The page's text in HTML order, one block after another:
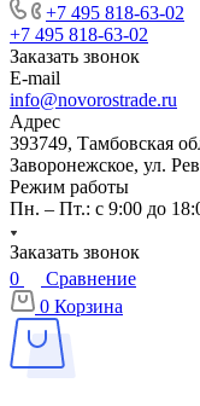
+7 495 818-63-02
+7 495 818-63-02
Заказать звонок
E-mail
info@novorostrade.ru
Адрес
393749, Тамбовская
Заворонежское, ул.
Режим работы
Пн. – Пт.: с 9:00 до
Заказать звонок
0
Сравнение
0 Корзина